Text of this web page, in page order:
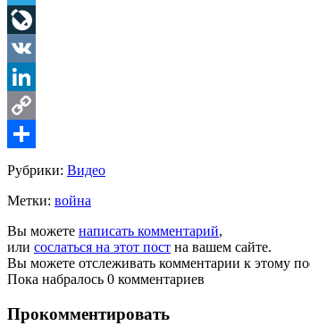
Telegram
LiveJournal
VK
LinkedIn
Copy
Link
Share
Рубрики: Видео
Метки: война
Вы можете написать комментарий,
или сослаться на этот пост на вашем сайте.
Вы можете отслеживать комментарии к этому
Пока набралось 0 комментариев
Прокомментировать